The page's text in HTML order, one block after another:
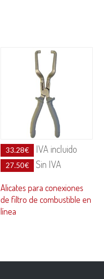
33.28€ IVA incluido
27.50€ Sin IVA
Alicates para conexiones
de filtro de combustible en
línea